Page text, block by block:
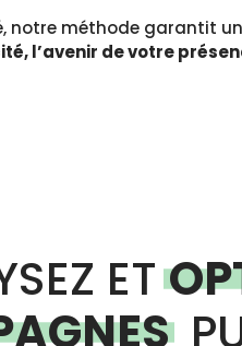
notre méthode garantit
l’avenir de votre
ET